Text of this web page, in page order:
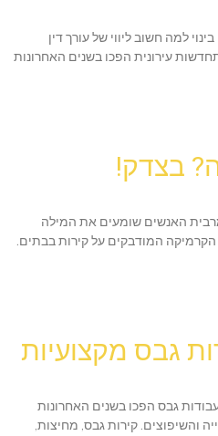
למה חשוב ליווי של עורך דין
עירונית הפכו בשנים האחרונות
בצדק!
האנשים שומעים את המילה
המודבקים על קירות בבתים.
גבס מקצועיות
גבס הפכו בשנים האחרונות
והשיפוצים. קירות גבס, מחיצות,